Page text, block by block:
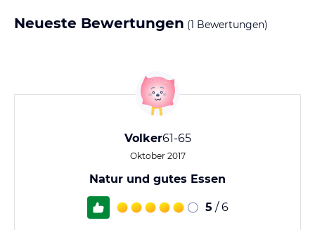
Neueste Bewertungen (1 Bewertungen)
Volker61-65
Oktober 2017
Natur und gutes Essen
5 / 6